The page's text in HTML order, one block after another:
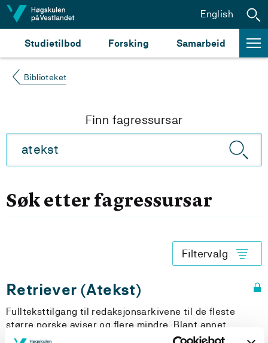
Hopp til innhald
Studietilbod Forsking Samarbeid
English
Biblioteket
Finn fagressursar
Søk etter fagressursar
Filtervalg
Retriever (Atekst)
Fullteksttilgang til redaksjonsarkivene til de fleste
større norske aviser og flere mindre. Blant annet
Aftenposten, Bergens Tidende, Dagbladet,